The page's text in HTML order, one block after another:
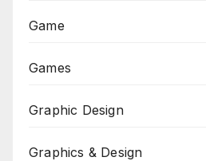
Game
Games
Graphic Design
Graphics & Design